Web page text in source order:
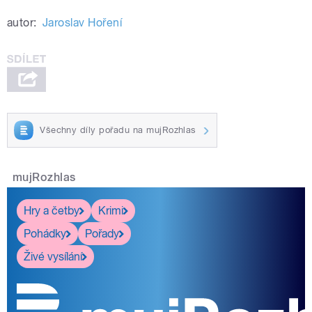
autor: Jaroslav Hoření
Všechny díly pořadu na mujRozhlas
mujRozhlas
Hry a četby
Krimi
Pohádky
Pořady
Živé vysílání